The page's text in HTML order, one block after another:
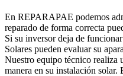
En REPARAPAE podemos
reparado de forma correcta
Si su inversor deja de
Solares pueden evaluar su
Nuestro equipo técnico realiza
manera en su instalación